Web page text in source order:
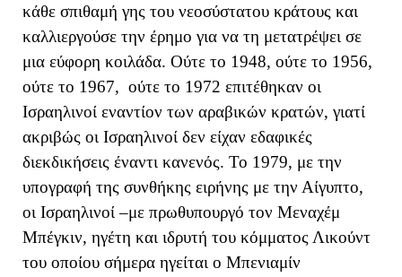
κάθε σπιθαμή γης του νεοσύστατου κράτους και
καλλιεργούσε την έρημο για να τη μετατρέψει σε
μια εύφορη κοιλάδα. Ούτε το 1948, ούτε το 1956,
ούτε το 1967, ούτε το 1972 επιτέθηκαν οι
Ισραηλινοί εναντίον των αραβικών κρατών, γιατί
ακριβώς οι Ισραηλινοί δεν είχαν εδαφικές
διεκδικήσεις έναντι κανενός. Το 1979, με την
υπογραφή της συνθήκης ειρήνης με την Αίγυπτο,
οι Ισραηλινοί –με πρωθυπουργό τον Μεναχέμ
Μπέγκιν, ηγέτη και ιδρυτή του κόμματος Λικούντ
του οποίου σήμερα ηγείται ο Μπενιαμίν